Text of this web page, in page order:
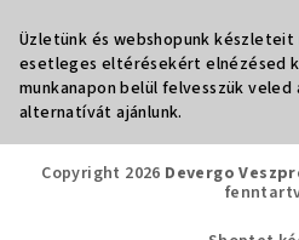
Üzletünk és webshopunk
esetleges eltérésekért elnézésed
munkanapon belül felvesszük
alternatívát ajánlunk.
Copyright 2026 Devergo